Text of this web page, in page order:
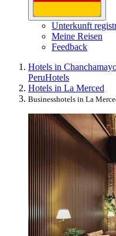
Unterkunft
Meine Reisen
Feedback
Hotels in
PeruHotels
Hotels in La Merced
Businesshotels in La